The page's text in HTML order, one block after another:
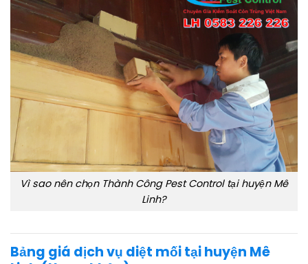
Vì sao nên chọn Thành Công Pest Control tại huyện Mê
Linh?
Bảng giá dịch vụ diệt mối tại huyện Mê